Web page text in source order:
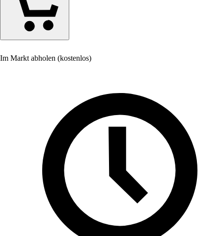
Im Markt abholen (kostenlos)